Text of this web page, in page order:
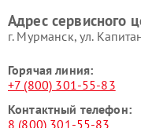
Адрес сервисного
г. Мурманск, ул.
Горячая линия:
+7 (800) 301-55-83
Контактный телефон:
8 (800) 301-55-83